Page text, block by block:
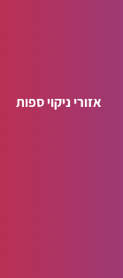
אזורי ניקוי ספות